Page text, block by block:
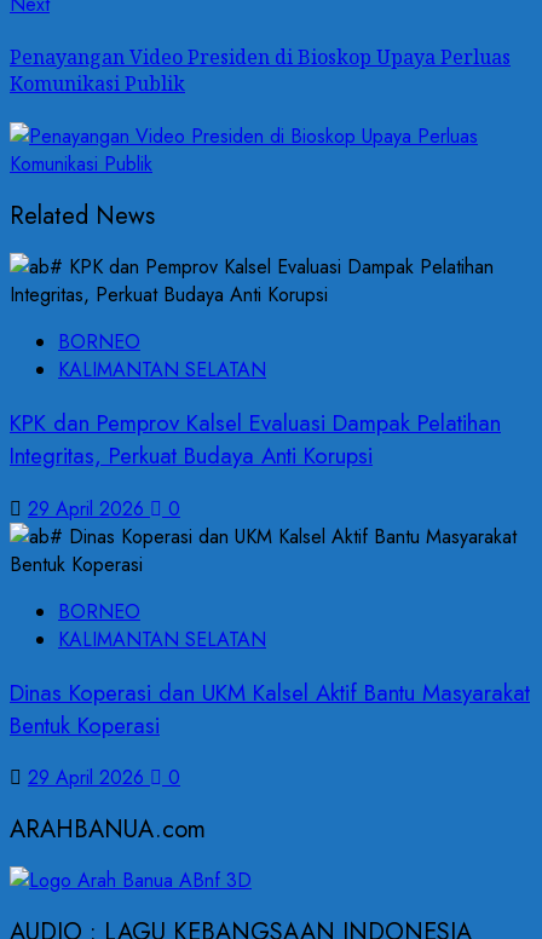
Penayangan Video Presiden di Bioskop Upaya Perluas
Komunikasi Publik
Related News
BORNEO
KALIMANTAN SELATAN
KPK dan Pemprov Kalsel Evaluasi Dampak Pelatihan
Integritas, Perkuat Budaya Anti Korupsi
29 April 2026 0
BORNEO
KALIMANTAN SELATAN
Dinas Koperasi dan UKM Kalsel Aktif Bantu Masyarakat
Bentuk Koperasi
29 April 2026 0
ARAHBANUA.com